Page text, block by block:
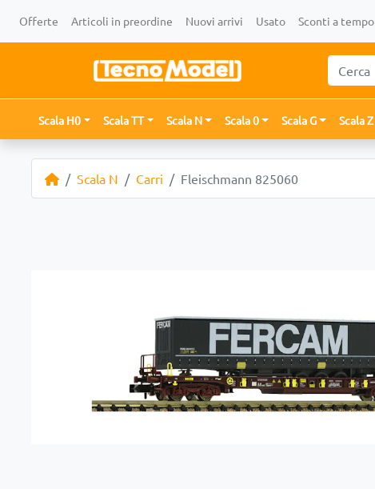
Offerte Articoli in preordine Nuovi arrivi Usato Sconti a tempo
Scala H0 Scala TT Scala N Scala 0 Scala G Scala Z
Scala N Carri Fleischmann 825060